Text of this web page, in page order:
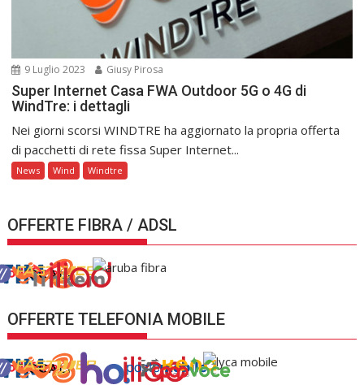
9 Luglio 2023 Giusy Pirosa
Super Internet Casa FWA Outdoor 5G o 4G di
WindTre: i dettagli
Nei giorni scorsi WINDTRE ha aggiornato la propria offerta
di pacchetti di rete fissa Super Internet...
News Wind Windtre
OFFERTE FIBRA / ADSL
OFFERTE TELEFONIA MOBILE